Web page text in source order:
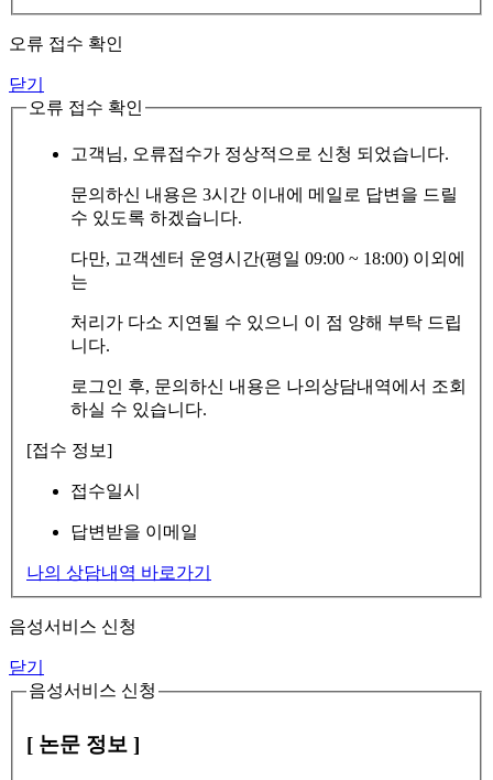
오류 접수 확인
닫기
오류 접수 확인
고객님, 오류접수가 정상적으로 신청 되었습니다.
문의하신 내용은 3시간 이내에 메일로 답변을 드릴
수 있도록 하겠습니다.
다만, 고객센터 운영시간(평일 09:00 ~ 18:00) 이외에
는
처리가 다소 지연될 수 있으니 이 점 양해 부탁 드립
니다.
로그인 후, 문의하신 내용은 나의상담내역에서 조회
하실 수 있습니다.
[접수 정보]
접수일시
답변받을 이메일
나의 상담내역 바로가기
음성서비스 신청
닫기
음성서비스 신청
[ 논문 정보 ]